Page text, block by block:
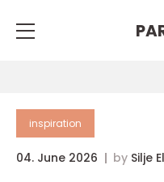
inspiration
04. June 2026 by Silje